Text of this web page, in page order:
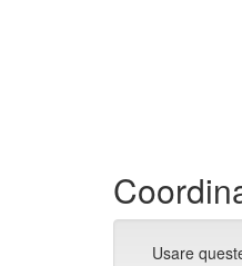
Usare